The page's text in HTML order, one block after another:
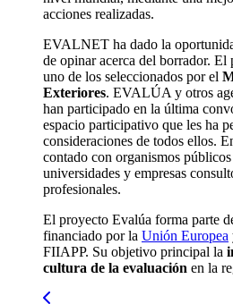
acciones realizadas.
EVALNET ha dado la
de opinar acerca del borrador.
uno de los seleccionados por el
Exteriores. EVALÚA y otros
han participado en la última
espacio participativo que les ha
consideraciones de todos ellos.
contado con organismos
universidades y empresas
profesionales.
El proyecto Evalúa forma parte
financiado por la Unión Europea
FIIAPP. Su objetivo principal la
cultura de la evaluación en la